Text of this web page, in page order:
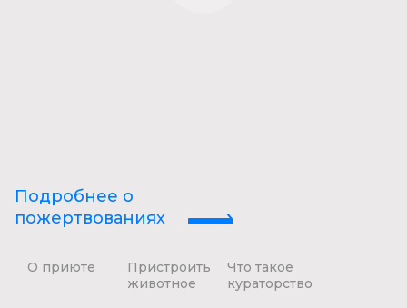
Подробнее о
пожертвованиях
О приюте
Пристроить
животное
Что такое
кураторство